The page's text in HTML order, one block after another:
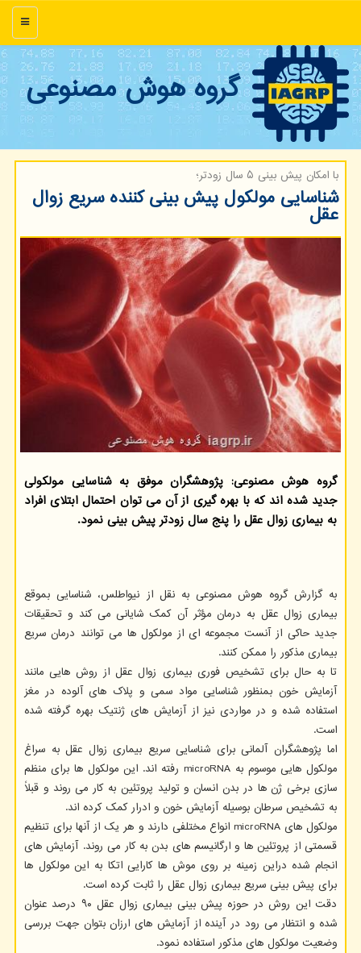
منو
گروه هوش مصنوعی
با امكان پیش بینی ۵ سال زودتر؛
شناسایی مولکول پیش بینی کننده سریع زوال
عقل
گروه هوش مصنوعی: پژوهشگران موفق به شناسایی مولکولی
جدید شده اند که با بهره گیری از آن می توان احتمال ابتلای افراد
به بیماری زوال عقل را پنج سال زودتر پیش بینی نمود.
به گزارش گروه هوش مصنوعی به نقل از نیواطلس، شناسایی بموقع
بیماری زوال عقل به درمان مؤثر آن کمک شایانی می کند و تحقیقات
جدید حاکی از آنست مجموعه ای از مولکول ها می توانند درمان سریع
بیماری مذکور را ممکن کنند.
تا به حال برای تشخیص فوری بیماری زوال عقل از روش هایی مانند
آزمایش خون بمنظور شناسایی مواد سمی و پلاک های آلوده در مغز
استفاده شده و در مواردی نیز از آزمایش های ژنتیک بهره گرفته شده
است.
اما پژوهشگران آلمانی برای شناسایی سریع بیماری زوال عقل به سراغ
مولکول هایی موسوم به microRNA رفته اند. این مولکول ها برای منظم
سازی برخی ژن ها در بدن انسان و تولید پروتئین به کار می روند و قبلاً
به تشخیص سرطان بوسیله آزمایش خون و ادرار کمک کرده اند.
مولکول های microRNA انواع مختلفی دارند و هر یک از آنها برای تنظیم
قسمتی از پروتئین ها و ارگانیسم های بدن به کار می روند. آزمایش های
انجام شده دراین زمینه بر روی موش ها کارایی اتکا به این مولکول ها
برای پیش بینی سریع بیماری زوال عقل را ثابت کرده است.
دقت این روش در حوزه پیش بینی بیماری زوال عقل ۹۰ درصد عنوان
شده و انتظار می رود در آینده از آزمایش های ارزان بتوان جهت بررسی
وضعیت مولکول های مذکور استفاده نمود.